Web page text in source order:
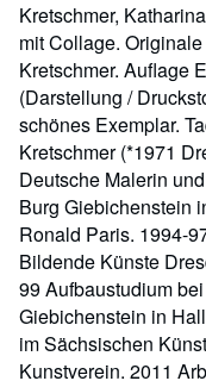
Kretschmer,
mit Collage.
Kretschmer. Auflage
(Darstellung /
schönes Exemplar.
Kretschmer (*1971
Deutsche Malerin
Burg Giebichenstein
Ronald Paris. 1994-
Bildende Künste
99 Aufbaustudium
Giebichenstein in
im Sächsischen
Kunstverein. 2011